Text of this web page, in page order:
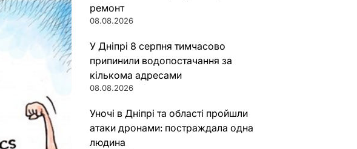
ремонт
08.08.2026
У Дніпрі 8 серпня тимчасово
припинили водопостачання за
кількома адресами
08.08.2026
Уночі в Дніпрі та області пройшли
атаки дронами: постраждала одна
людина